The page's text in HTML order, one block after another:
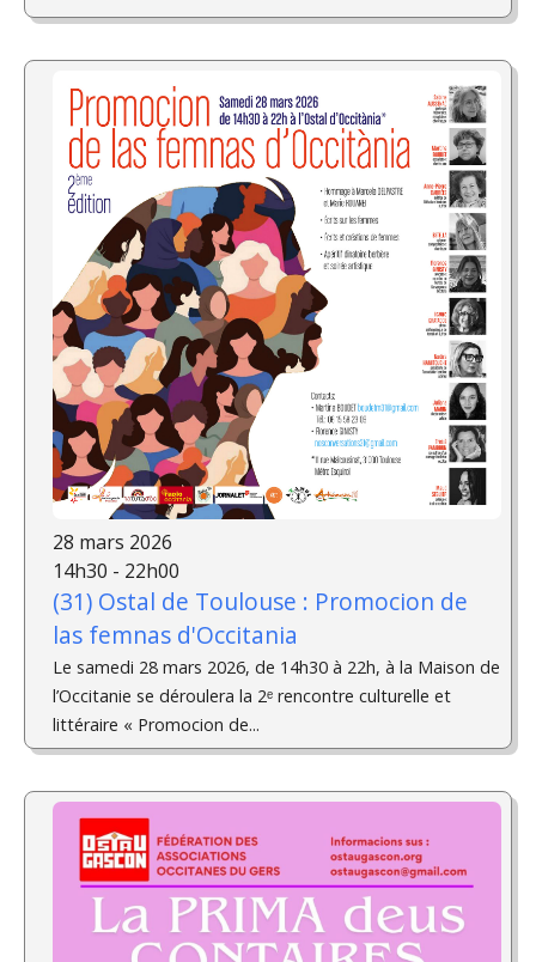
28 mars 2026
14h30 - 22h00
(31) Ostal de Toulouse : Promocion de
las femnas d'Occitania
Le samedi 28 mars 2026, de 14h30 à 22h, à la Maison de
l’Occitanie se déroulera la 2ᵉ rencontre culturelle et
littéraire « Promocion de...